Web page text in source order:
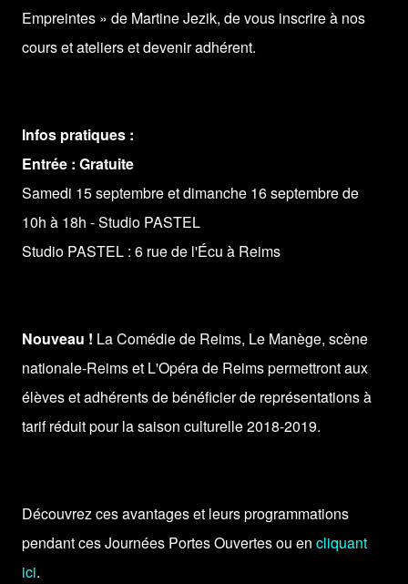
Empreintes » de Martine Jezik, de vous inscrire à nos
cours et ateliers et devenir adhérent.
Infos pratiques :
Entrée : Gratuite
Samedi 15 septembre et dimanche 16septembrede
10h à 18h - Studio PASTEL
Studio PASTEL : 6 rue de l'Écu à Reims
Nouveau ! La Comédie de Reims, Le Manège, scène
nationale-Reims et L'Opéra de Reims permettront aux
élèves et adhérents de bénéficier de représentations à
tarif réduit pour la saison culturelle 2018-2019.
Découvrez ces avantages et leurs programmations
pendant ces Journées Portes Ouvertes ou en cliquant
ici.